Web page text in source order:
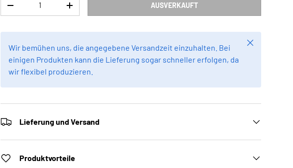
MENGE VERRINGERNMENGE ERHÖHEN AUSVERKAUFT
Wir bemühen uns, die angegebene Versandzeit einzuhalten. Bei
einigen Produkten kann die Lieferung sogar schneller erfolgen, da
wir flexibel produzieren.
Schließen
Lieferung und Versand
Produktvorteile